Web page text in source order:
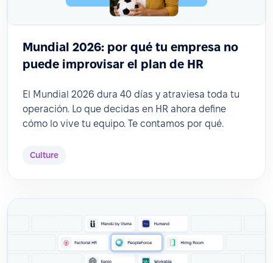
Mundial 2026: por qué tu empresa no
puede improvisar el plan de HR
El Mundial 2026 dura 40 días y atraviesa toda tu
operación. Lo que decidas en HR ahora define
cómo lo vive tu equipo. Te contamos por qué.
Culture